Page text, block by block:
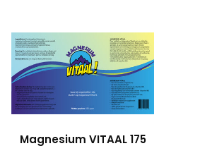
Magnesium VITAAL 175